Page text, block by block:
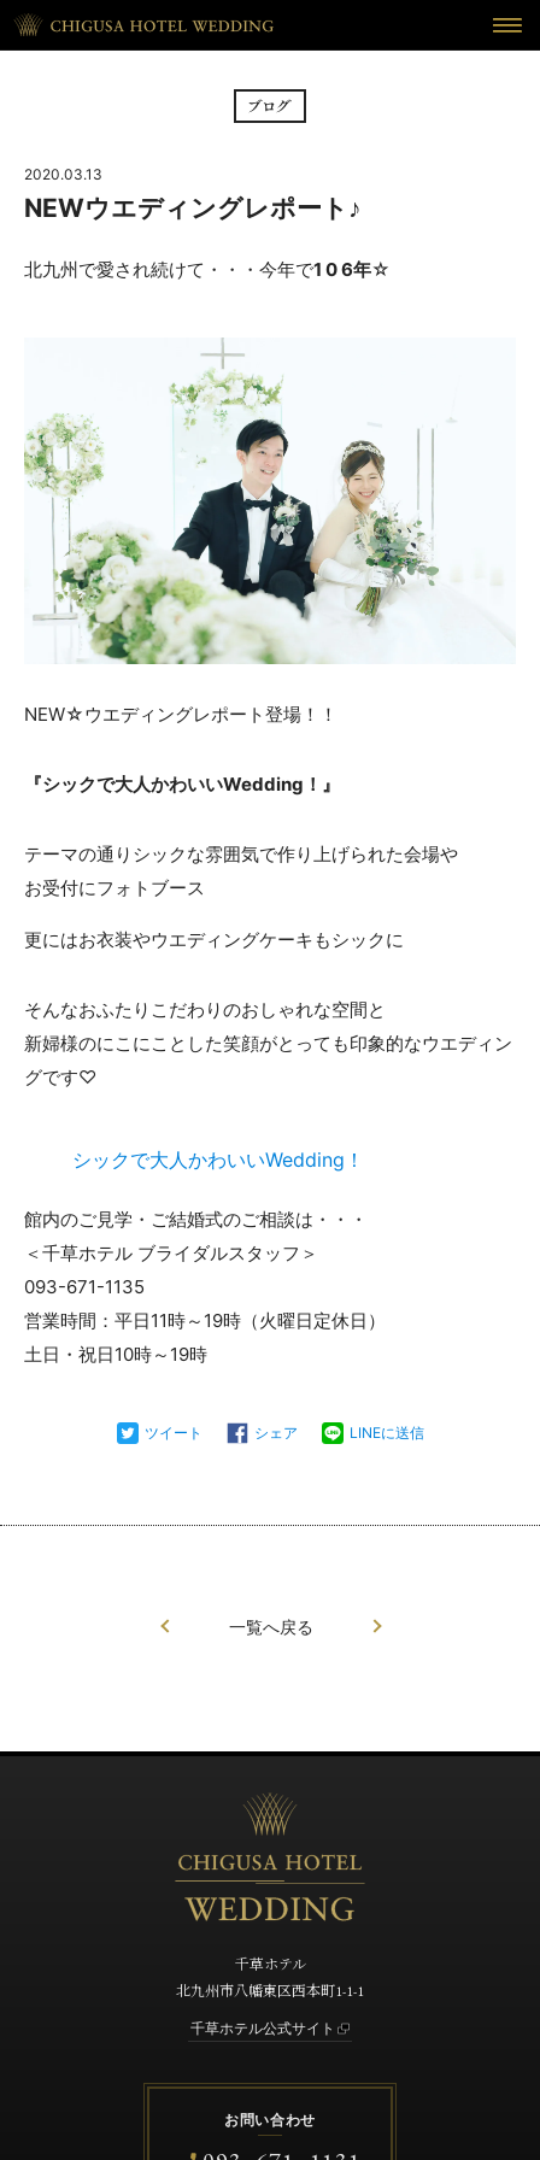
CEREMONY
RECEPTION
REPORT
ウェディング・レポート ドレス
BLOG PLAN
プラン
ACCESS
アクセス
CONTACT
お問い合わせ
093-671-1131
千草ホテル公式サイト
»プライバシーポリシー
2020.03.13
NEWウエディングレポート♪
北九州で愛され続けて・・・今年で1 0 6年☆
NEW☆ウエディングレポート登場！！
『シックで大人かわいいWedding！』
テーマの通りシックな雰囲気で作り上げられた会場や
お受付にフォトブース
更にはお衣装やウエディングケーキもシックに
そんなおふたりこだわりのおしゃれな空間と
新婦様のにこにことした笑顔がとっても印象的なウエディン
グです♡
シックで大人かわいいWedding！
館内のご見学・ご結婚式のご相談は・・・
＜千草ホテル ブライダルスタッフ＞
093-671-1135
営業時間：平日11時～19時（火曜日定休日）
土日・祝日10時～19時
ツイート シェア LINEに送信
一覧へ戻る
千草ホテル
北九州市八幡東区西本町1-1-1
千草ホテル公式サイト
お問い合わせ